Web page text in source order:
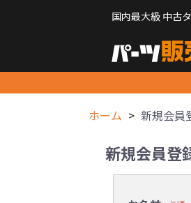
国内最大級 中古
ホーム 新規会員
新規会員登